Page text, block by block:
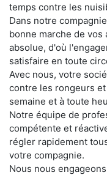
temps contre les
Dans notre
bonne marche de
absolue, d'où
satisfaire en toute
Avec nous, votre
contre les rongeurs
semaine et à toute
Notre équipe de
compétente et
régler rapidement
votre compagnie.
Nous nous